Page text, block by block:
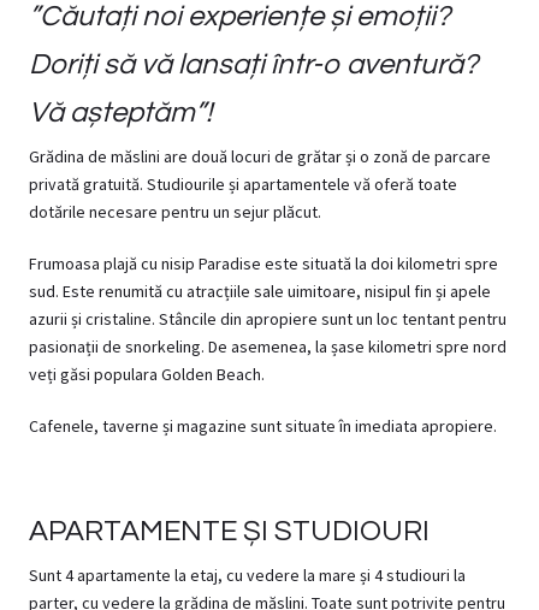
”Căutați noi experiențe și emoții?
Doriți să vă lansați într-o aventură?
Vă așteptăm”!
Grădina de măslini are două locuri de grătar și o zonă de parcare
privată gratuită. Studiourile și apartamentele vă oferă toate
dotările necesare pentru un sejur plăcut.
Frumoasa plajă cu nisip Paradise este situată la doi kilometri spre
sud. Este renumită cu atracțiile sale uimitoare, nisipul fin și apele
azurii și cristaline. Stâncile din apropiere sunt un loc tentant pentru
pasionații de snorkeling. De asemenea, la șase kilometri spre nord
veți găsi populara Golden Beach.
Cafenele, taverne și magazine sunt situate în imediata apropiere.
APARTAMENTE ȘI STUDIOURI
Sunt 4 apartamente la etaj, cu vedere la mare și 4 studiouri la
parter, cu vedere la grădina de măslini. Toate sunt potrivite pentru